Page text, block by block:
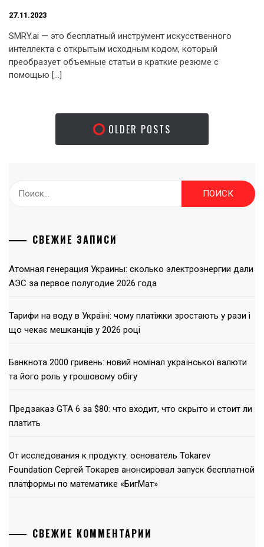
27.11.2023
SMRY.ai — это бесплатный инструмент искусственного
интеллекта с открытым исходным кодом, который
преобразует объемные статьи в краткие резюме с
помощью […]
OLDER POSTS
СВЕЖИЕ ЗАПИСИ
Атомная генерация Украины: сколько электроэнергии дали
АЭС за первое полугодие 2026 года
Тарифи на воду в Україні: чому платіжки зростають у рази і
що чекає мешканців у 2026 році
Банкнота 2000 гривень: новий номінал української валюти
та його роль у грошовому обігу
Предзаказ GTA 6 за $80: что входит, что скрыто и стоит ли
платить
От исследования к продукту: основатель Tokarev
Foundation Сергей Токарев анонсировал запуск бесплатной
платформы по математике «БигМат»
СВЕЖИЕ КОММЕНТАРИИ